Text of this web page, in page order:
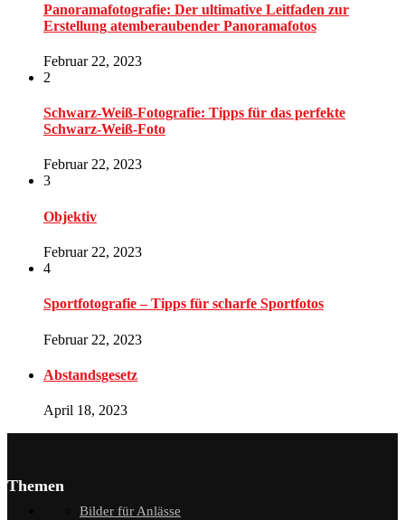
Panoramafotografie: Der ultimative Leitfaden zur
Erstellung atemberaubender Panoramafotos
Februar 22, 2023
2
Schwarz-Weiß-Fotografie: Tipps für das perfekte
Schwarz-Weiß-Foto
Februar 22, 2023
3
Objektiv
Februar 22, 2023
4
Sportfotografie – Tipps für scharfe Sportfotos
Februar 22, 2023
Abstandsgesetz
April 18, 2023
Themen
Bilder für Anlässe